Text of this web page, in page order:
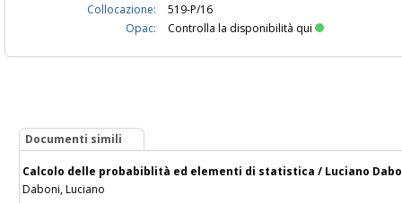
Collocazione:
519-P/16
Opac:
Controlla la disponibilità qui
Documenti simili
Calcolo delle probabiblità ed elementi di statistica / Luciano
Daboni, Luciano